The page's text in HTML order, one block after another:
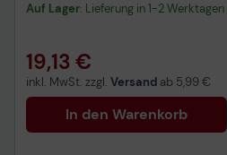
Auf Lager: Lieferung in 1-2 Werktagen
19,13 €
inkl. MwSt. zzgl. Versand ab 5,99 €
In den Warenkorb